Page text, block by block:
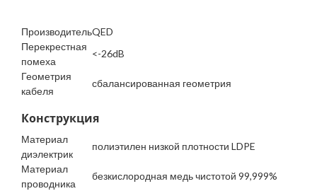
ПроизводительQED
Перекрестная
помеха
<-26dB
Геометрия
кабеля
сбалансированная геометрия
Конструкция
Материал
диэлектрик
полиэтилен низкой плотности LDPE
Материал
проводника
безкислородная медь чистотой 99,999%